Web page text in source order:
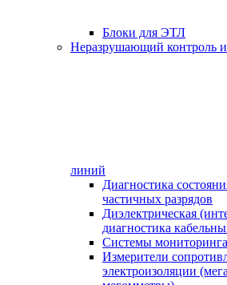
Блоки для ЭТЛ
Неразрушающий контроль
линий
Диагностика
частичных разрядов
Диэлектрическая
диагностика
Системы
Измерители
электроизоляции